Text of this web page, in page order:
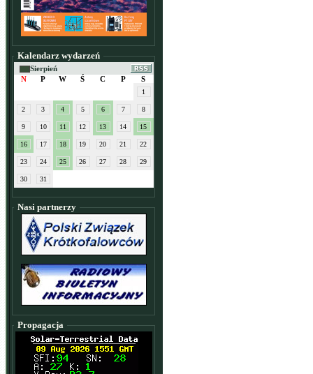
Kalendarz wydarzeń
Sierpień
N
P W Ś C P S
1
2 3 4 5 6 7 8
9 10 11 12 13 14 15
16 17 18 19 20 21 22
23 24 25 26 27 28 29
30 31
Nasi partnerzy
Propagacja